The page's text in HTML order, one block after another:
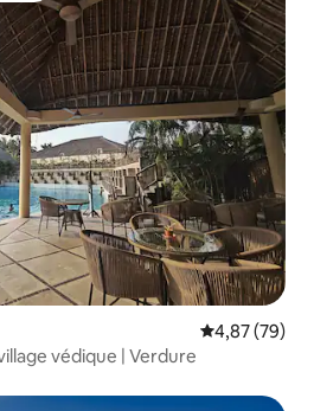
Évaluation
4,87 (79)
védique | Verdure